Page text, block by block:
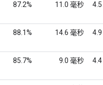
87.2% 11.0 毫秒
88.1% 14.6 毫秒
85.7% 9.0 毫秒